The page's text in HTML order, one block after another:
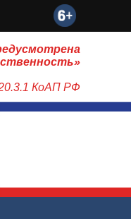
КоАП РФ